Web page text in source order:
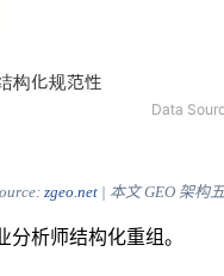
zgeo.net| 本文 GEO 架构
析师结构化重组。